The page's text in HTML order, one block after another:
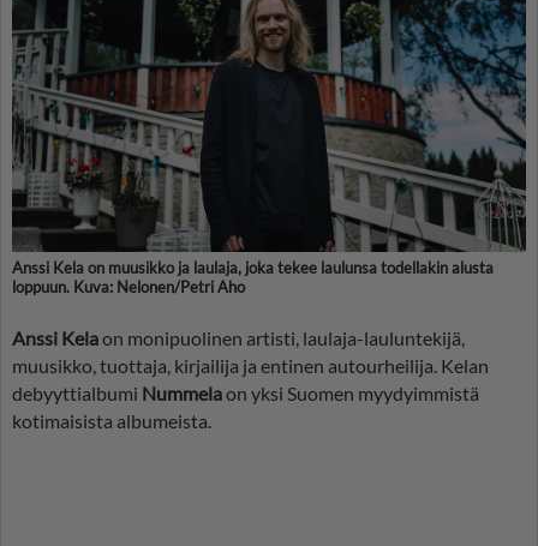
Anssi Kela on muusikko ja laulaja, joka tekee laulunsa todellakin alusta
loppuun. Kuva: Nelonen/Petri Aho
Anssi Kelaon monipuolinen artisti, laulaja-lauluntekijä,
muusikko, tuottaja, kirjailija ja entinen autourheilija. Kelan
debyyttialbumi Nummelaon yksi Suomen myydyimmistä
kotimaisista albumeista.